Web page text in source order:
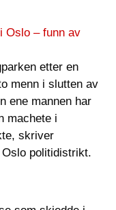
Oslo – funn av
etter en
menn i slutten av
ene mannen har
machete i
skriver
politidistrikt.